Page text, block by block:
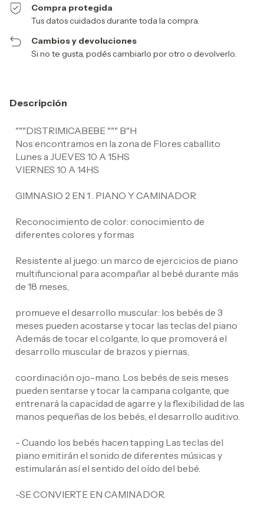
Compra protegida
Tus datos cuidados durante toda la compra.
Cambios y devoluciones
Si no te gusta, podés cambiarlo por otro o devolverlo.
Descripción
"""DISTRIMICABEBE """ B"H
Nos encontramos en la zona de Flores caballito
Lunes a JUEVES 10 A 15HS
VIERNES 10 A 14HS
GIMNASIO 2 EN 1 . PIANO Y CAMINADOR
Reconocimiento de color: conocimiento de
diferentes colores y formas
Resistente al juego: un marco de ejercicios de piano
multifuncional para acompañar al bebé durante más
de 18 meses,
promueve el desarrollo muscular: los bebés de 3
meses pueden acostarse y tocar las teclas del piano
Además de tocar el colgante, lo que promoverá el
desarrollo muscular de brazos y piernas,
coordinación ojo-mano. Los bebés de seis meses
pueden sentarse y tocar la campana colgante, que
entrenará la capacidad de agarre y la flexibilidad de las
manos pequeñas de los bebés, el desarrollo auditivo.
- Cuando los bebés hacen tapping Las teclas del
piano emitirán el sonido de diferentes músicas y
estimularán así el sentido del oído del bebé.
-SE CONVIERTE EN CAMINADOR.